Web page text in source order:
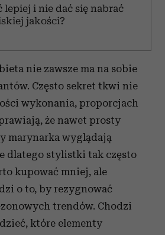
i nie dać się nabrać
jakości?
nie zawsze ma na sobie
Często sekret tkwi nie
wykonania, proporcjach
że nawet prosty
marynarka wyglądają
dlatego stylistki tak często
kupować mniej, ale
o to, by rezygnować
trendów. Chodzi
które elementy